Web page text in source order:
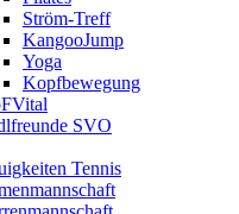
Ström-Treff
KangooJump
Yoga
Kopfbewegung
SVO
Tennis